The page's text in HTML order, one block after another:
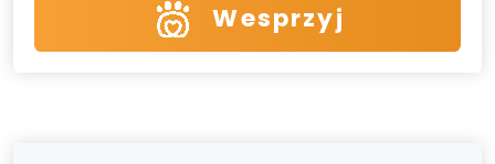
Wesprzyj